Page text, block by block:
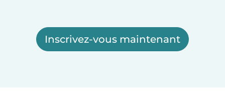
Inscrivez-vous maintenant